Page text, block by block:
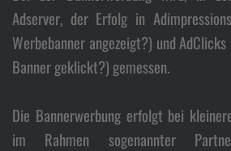
Adserver, der Erfolg in
Werbebanner angezeigt?) und
Banner geklickt?) gemessen.
Die Bannerwerbung erfolgt bei
im Rahmen sogenannter